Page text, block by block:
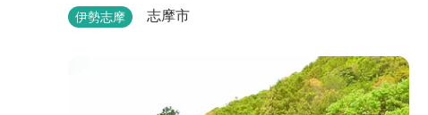
ン村まで車で約25分と観光にも便利。 バレルサウナ
伊勢志摩 志摩市